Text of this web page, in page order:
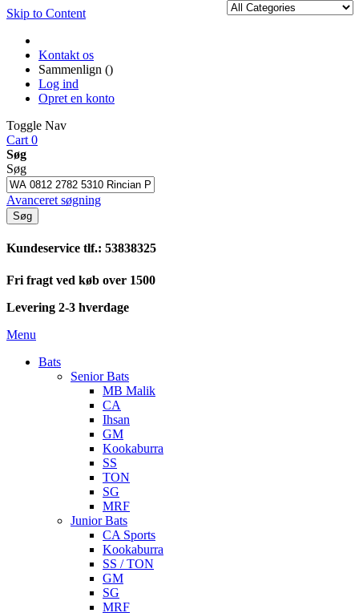
Skip to Content
Kontakt os
Sammenlign ()
Log ind
Opret en konto
Toggle Nav
Cart 0
Søg
Søg
Avanceret søgning
Søg
Kundeservice tlf.: 53838325
Fri fragt ved køb over 1500
Levering 2-3 hverdage
Menu
Bats
Senior Bats
MB Malik
CA
Ihsan
GM
Kookaburra
SS
TON
SG
MRF
Junior Bats
CA Sports
Kookaburra
SS / TON
GM
SG
MRF